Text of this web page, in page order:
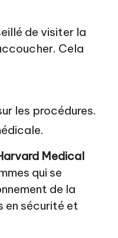
de visiter la
Cela
les procédures.
Medical
qui se
de la
en sécurité et